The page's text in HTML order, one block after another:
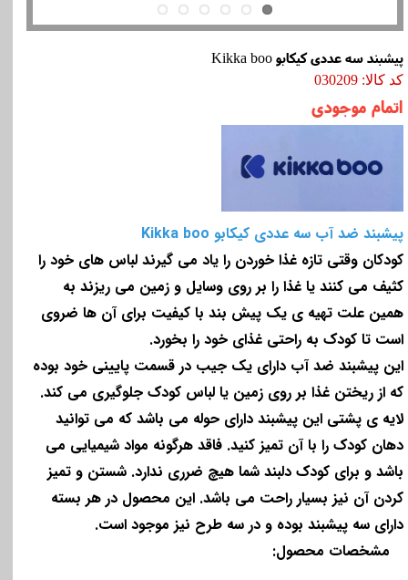
پیشبند سه عددی کیکابو Kikka boo
کد کالا: 030209
اتمام موجودی
پیشبند ضد آب سه عددی کیکابو Kikka boo
کودکان وقتی تازه غذا خوردن را یاد می گیرند لباس های خود را
کثیف می کنند یا غذا را بر روی وسایل و زمین می ریزند به
همین علت تهیه ی یک پیش بند با کیفیت برای آن ها ضروی
است تا کودک به راحتی غذای خود را بخورد.
این پیشبند ضد آب دارای یک جیب در قسمت پایینی خود بوده
که از ریختن غذا بر روی زمین یا لباس کودک جلوگیری می کند.
لایه ی پشتی این پیشبند دارای حوله می باشد که می توانید
دهان کودک را با آن تمیز کنید. فاقد هرگونه مواد شیمیایی می
باشد و برای کودک دلبند شما هیچ ضرری ندارد. شستن و تمیز
کردن آن نیز بسیار راحت می باشد. این محصول در هر بسته
دارای سه پیشبند بوده و در سه طرح نیز موجود است.
مشخصات محصول: